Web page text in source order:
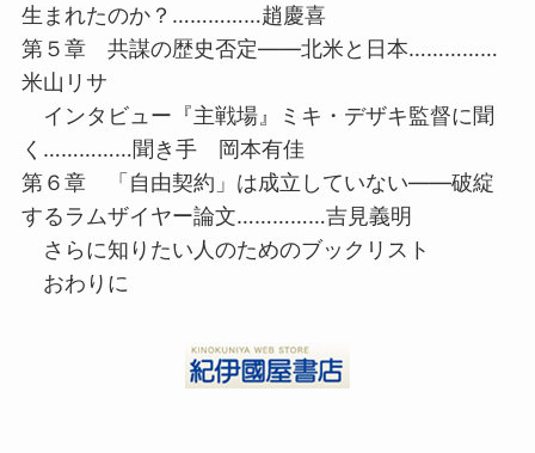
生まれたのか？……………趙慶喜
第５章 共謀の歴史否定――北米と日本……………
米山リサ
インタビュー『主戦場』ミキ・デザキ監督に聞
く……………聞き手 岡本有佳
第６章 「自由契約」は成立していない――破綻
するラムザイヤー論文……………吉見義明
さらに知りたい人のためのブックリスト
おわりに